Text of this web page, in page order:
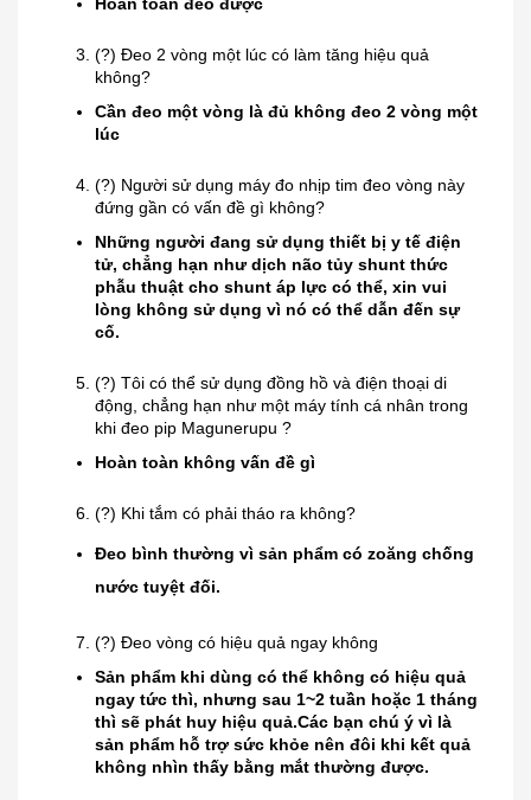
(?) Đeo 2 vòng một lúc có làm tăng hiệu quả
không?
Cần đeo một vòng là đủ không đeo 2 vòng một
lúc
(?) Người sử dụng máy đo nhịp tim đeo vòng này
đứng gần có vấn đề gì không?
Những người đang sử dụng thiết bị y tế điện
tử, chẳng hạn như dịch não tủy shunt thức
phẫu thuật cho shunt áp lực có thể, xin vui
lòng không sử dụng vì nó có thể dẫn đến sự
cố.
(?) Tôi có thể sử dụng đồng hồ và điện thoại di
động, chẳng hạn như một máy tính cá nhân trong
khi đeo pip Magunerupu ?
Hoàn toàn không vấn đề gì
(?) Khi tắm có phải tháo ra không?
Đeo bình thường vì sản phẩm có zoăng chống
nước tuyệt đối.
(?) Đeo vòng có hiệu quả ngay không
Sản phẩm khi dùng có thể không có hiệu quả
ngay tức thì, nhưng sau 1~2 tuần hoặc 1 tháng
thì sẽ phát huy hiệu quả.Các bạn chú ý vì là
sản phẩm hỗ trợ sức khỏe nên đôi khi kết quả
không nhìn thấy bằng mắt thường được.